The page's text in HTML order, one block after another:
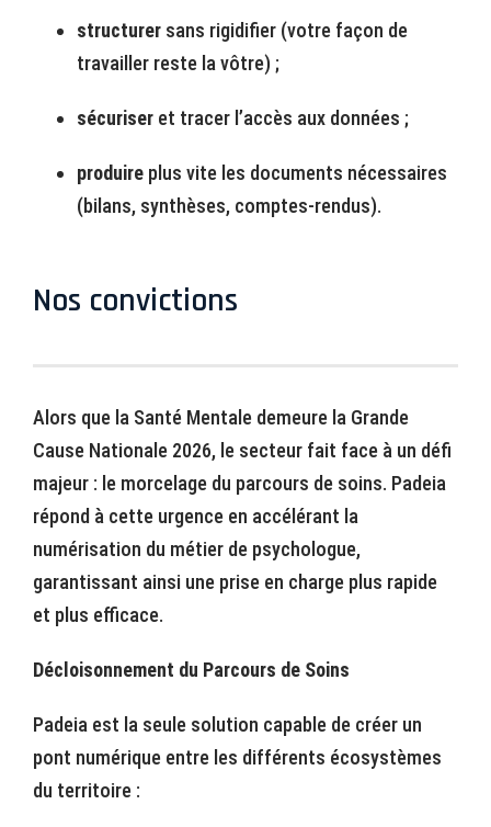
structurer sans rigidifier (votre façon de
travailler reste la vôtre) ;
sécuriser et tracer l’accès aux données ;
produire plus vite les documents nécessaires
(bilans, synthèses, comptes-rendus).
Nos convictions
Alors que la Santé Mentale demeure la Grande
Cause Nationale 2026, le secteur fait face à un défi
majeur : le morcelage du parcours de soins. Padeia
répond à cette urgence en accélérant la
numérisation du métier de psychologue,
garantissant ainsi une prise en charge plus rapide
et plus efficace.
Décloisonnement du Parcours de Soins
Padeia est la seule solution capable de créer un
pont numérique entre les différents écosystèmes
du territoire :